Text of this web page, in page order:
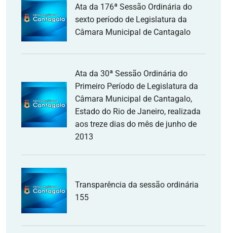
Ata da 176ª Sessão Ordinária do
sexto período de Legislatura da
Câmara Municipal de Cantagalo
Ata da 30ª Sessão Ordinária do
Primeiro Período de Legislatura da
Câmara Municipal de Cantagalo,
Estado do Rio de Janeiro, realizada
aos treze dias do mês de junho de
2013
Transparência da sessão ordinária
155